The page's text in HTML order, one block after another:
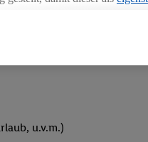
u.v.m.)
Werbung basiert auf
Dies umfasst die
Lidl-Diensten, Informationen
auch über
dem Zugriff auf
der Werbung, zur